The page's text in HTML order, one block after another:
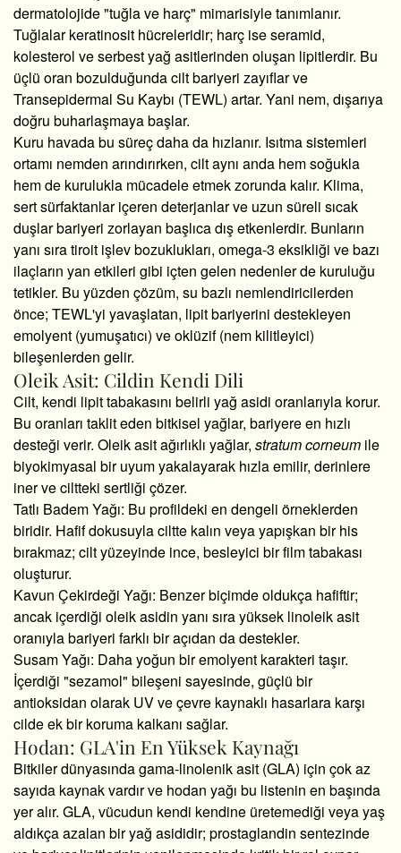
dermatolojide "tuğla ve harç" mimarisiyle tanımlanır.
Tuğlalar keratinosit hücreleridir; harç ise seramid,
kolesterol ve serbest yağ asitlerinden oluşan lipitlerdir. Bu
üçlü oran bozulduğunda cilt bariyeri zayıflar ve
Transepidermal Su Kaybı (TEWL) artar. Yani nem, dışarıya
doğru buharlaşmaya başlar.
Kuru havada bu süreç daha da hızlanır. Isıtma sistemleri
ortamı nemden arındırırken, cilt aynı anda hem soğukla
hem de kurulukla mücadele etmek zorunda kalır. Klima,
sert sürfaktanlar içeren deterjanlar ve uzun süreli sıcak
duşlar bariyeri zorlayan başlıca dış etkenlerdir. Bunların
yanı sıra tiroit işlev bozuklukları, omega-3 eksikliği ve bazı
ilaçların yan etkileri gibi içten gelen nedenler de kuruluğu
tetikler. Bu yüzden çözüm, su bazlı nemlendiricilerden
önce; TEWL'yi yavaşlatan, lipit bariyerini destekleyen
emolyent (yumuşatıcı) ve oklüzif (nem kilitleyici)
bileşenlerden gelir.
Oleik Asit: Cildin Kendi Dili
Cilt, kendi lipit tabakasını belirli yağ asidi oranlarıyla korur.
Bu oranları taklit eden bitkisel yağlar, bariyere en hızlı
desteği verir. Oleik asit ağırlıklı yağlar, stratum corneum ile
biyokimyasal bir uyum yakalayarak hızla emilir, derinlere
iner ve ciltteki sertliği çözer.
Tatlı Badem Yağı: Bu profildeki en dengeli örneklerden
biridir. Hafif dokusuyla ciltte kalın veya yapışkan bir his
bırakmaz; cilt yüzeyinde ince, besleyici bir film tabakası
oluşturur.
Kavun Çekirdeği Yağı: Benzer biçimde oldukça hafiftir;
ancak içerdiği oleik asidin yanı sıra yüksek linoleik asit
oranıyla bariyeri farklı bir açıdan da destekler.
Susam Yağı: Daha yoğun bir emolyent karakteri taşır.
İçerdiği "sezamol" bileşeni sayesinde, güçlü bir
antioksidan olarak UV ve çevre kaynaklı hasarlara karşı
cilde ek bir koruma kalkanı sağlar.
Hodan: GLA'in En Yüksek Kaynağı
Bitkiler dünyasında gama-linolenik asit (GLA) için çok az
sayıda kaynak vardır ve hodan yağı bu listenin en başında
yer alır. GLA, vücudun kendi kendine üretemediği veya yaş
aldıkça azalan bir yağ asididir; prostaglandin sentezinde